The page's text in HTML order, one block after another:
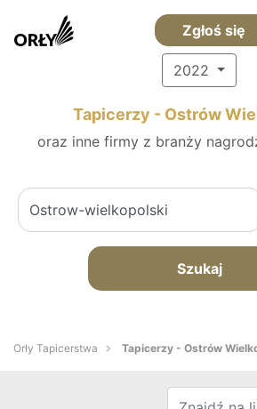
Zgłoś się
2022
Tapicerzy - Ostrów
oraz inne firmy z branży
Szukaj
Orły Tapicerstwa Tapicerzy - Ostrów